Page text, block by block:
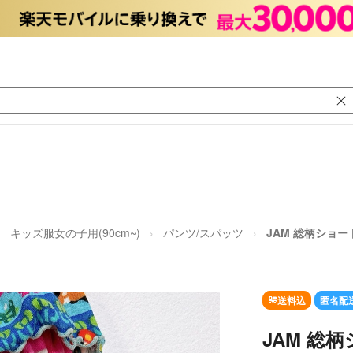
キッズ服女の子用(90cm~) パンツ/スパッツ JAM 総柄ショー
送料込 匿名配
JAM 総柄